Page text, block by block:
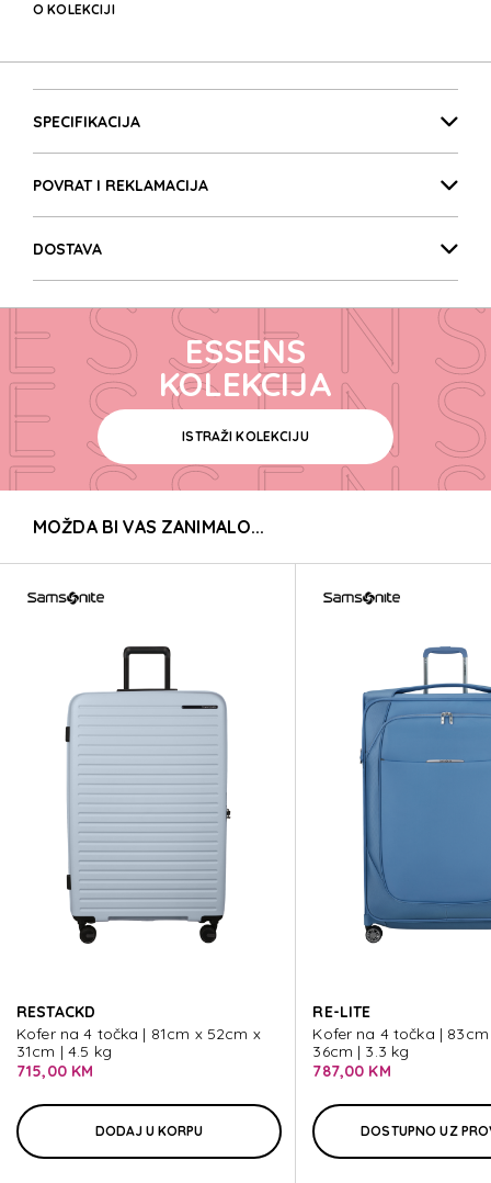
O KOLEKCIJI
SPECIFIKACIJA
POVRAT I REKLAMACIJA
DOSTAVA
ESSENS
ESSENS
ESSENS
ESSENS
ESSENS
ESSENS
ESSENS
ESSENS
ESSENS
ESSENS
ESSENS
ESSENS
ESSENS
ESSENS
KOLEKCIJA
ISTRAŽI KOLEKCIJU
MOŽDA BI VAS ZANIMALO...
RESTACKD
Kofer na 4 točka | 81cm x 52cm x
31cm | 4.5 kg
715,00 KM
DODAJ U KORPU
RE-LITE
Kofer na 4 točka |
36cm | 3.3 kg
787,00 KM
DOSTUPNO UZ